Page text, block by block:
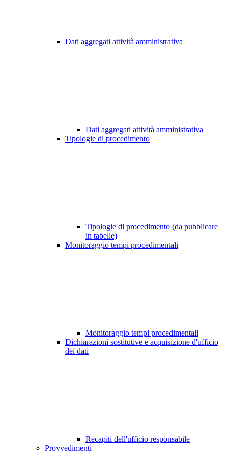
Dati aggregati attività amministrativa
Dati aggregati attività amministrativa
Tipologie di procedimento
Tipologie di procedimento (da pubblicare
in tabelle)
Monitoraggio tempi procedimentali
Monitoraggio tempi procedimentali
Dichiarazioni sostitutive e acquisizione d'ufficio
dei dati
Recapiti dell'ufficio responsabile
Provvedimenti